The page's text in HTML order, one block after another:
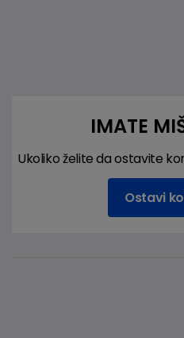
IMATE
Ukoliko želite da ostavite
Ostavi